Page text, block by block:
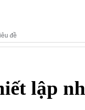
đề
lập